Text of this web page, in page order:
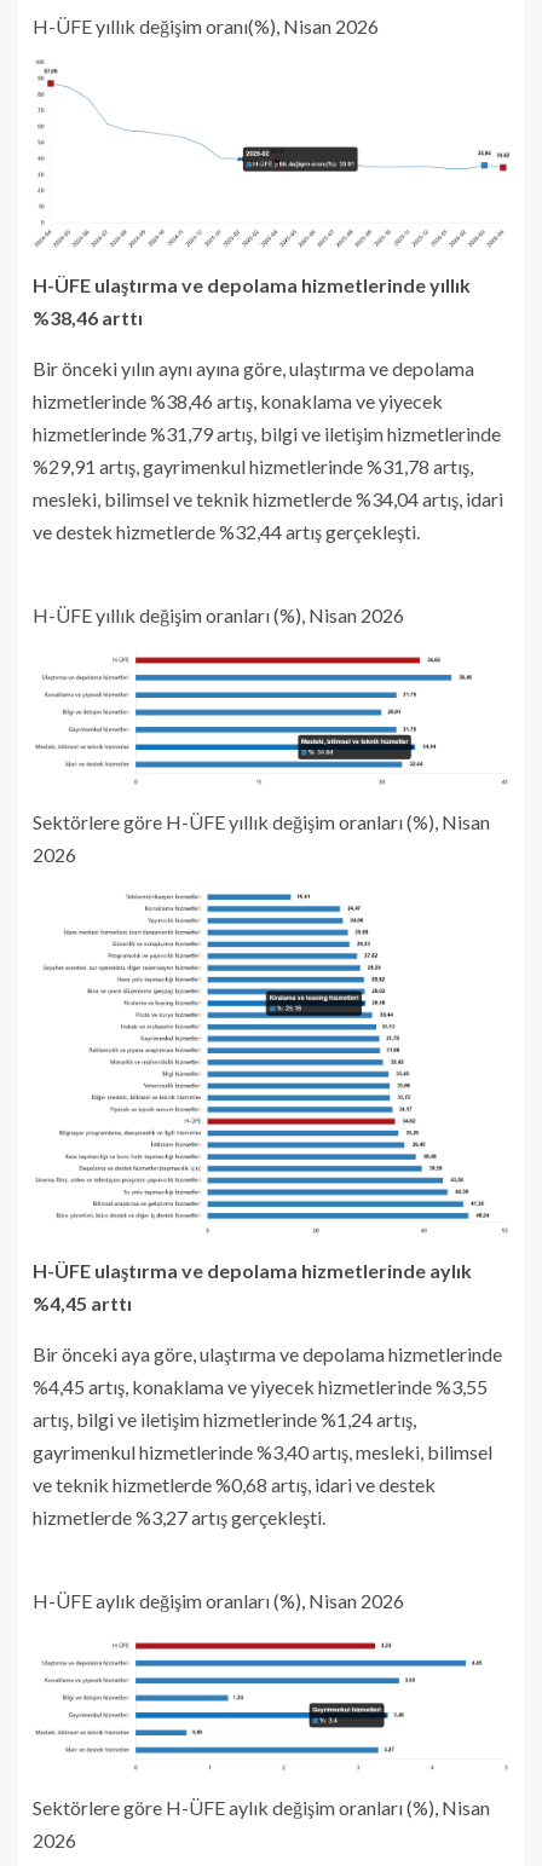
H-ÜFE yıllık değişim oranı(%), Nisan 2026
H-ÜFE ulaştırma ve depolama hizmetlerinde yıllık
%38,46 arttı
Bir önceki yılın aynı ayına göre, ulaştırma ve depolama
hizmetlerinde %38,46 artış, konaklama ve yiyecek
hizmetlerinde %31,79 artış, bilgi ve iletişim hizmetlerinde
%29,91 artış, gayrimenkul hizmetlerinde %31,78 artış,
mesleki, bilimsel ve teknik hizmetlerde %34,04 artış, idari
ve destek hizmetlerde %32,44 artış gerçekleşti.
H-ÜFE yıllık değişim oranları (%), Nisan 2026
Sektörlere göre H-ÜFE yıllık değişim oranları (%), Nisan
2026
H-ÜFE ulaştırma ve depolama hizmetlerinde aylık
%4,45 arttı
Bir önceki aya göre, ulaştırma ve depolama hizmetlerinde
%4,45 artış, konaklama ve yiyecek hizmetlerinde %3,55
artış, bilgi ve iletişim hizmetlerinde %1,24 artış,
gayrimenkul hizmetlerinde %3,40 artış, mesleki, bilimsel
ve teknik hizmetlerde %0,68 artış, idari ve destek
hizmetlerde %3,27 artış gerçekleşti.
H-ÜFE aylık değişim oranları (%), Nisan 2026
Sektörlere göre H-ÜFE aylık değişim oranları (%), Nisan
2026